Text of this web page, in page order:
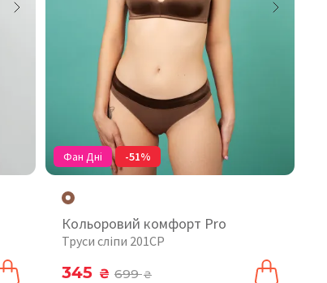
Фан Дні -51%
Кольоровий комфорт Pro
Труси сліпи 201CP
345 ₴ 699₴